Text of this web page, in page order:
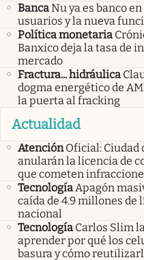
BancaNu ya es banco
usuarios y la nueva
Política monetaria
Banxico deja la tasa de
mercado
Fractura... hidráulica
dogma energético de
la puerta al fracking
Actualidad
Atención Oficial: Ciudad
anularán la licencia de
que cometen
TecnologíaApagón
caída de 4.9 millones de
nacional
Tecnología Carlos Slim
aprender por qué los
basura y cómo